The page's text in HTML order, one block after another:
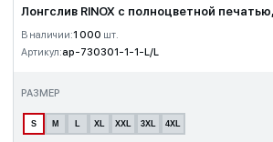
Лонгслив RINOX с полноцветной
В наличии:1 000 шт.
Артикул:ap-730301-1-1-L/L
РАЗМЕР
S M XL XXL 3XL 4XL